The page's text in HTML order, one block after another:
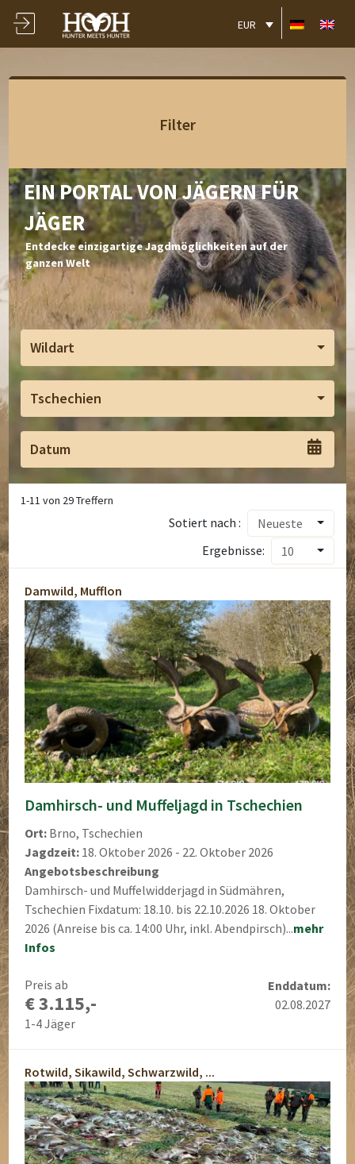
EUR
Filter
EIN PORTAL VON JÄGERN FÜR
JÄGER
Entdecke einzigartige Jagdmöglichkeiten auf der
ganzen Welt
Wildart
Tschechien
1-11 von 29Treffern
Sotiert nach :
Neueste
Ergebnisse:
10
Damwild, Mufflon
Damhirsch- und Muffeljagd in Tschechien
Ort: Brno, Tschechien
Jagdzeit: 18. Oktober 2026 - 22. Oktober 2026
Angebotsbeschreibung
Damhirsch- und Muffelwidderjagd in Südmähren,
Tschechien Fixdatum: 18.10. bis 22.10.2026 18. Oktober
2026 (Anreise bis ca. 14:00 Uhr, inkl. Abendpirsch)...mehr
Infos
Preis ab
€ 3.115,-
1-4 Jäger
Enddatum:
02.08.2027
Rotwild, Sikawild, Schwarzwild, ...